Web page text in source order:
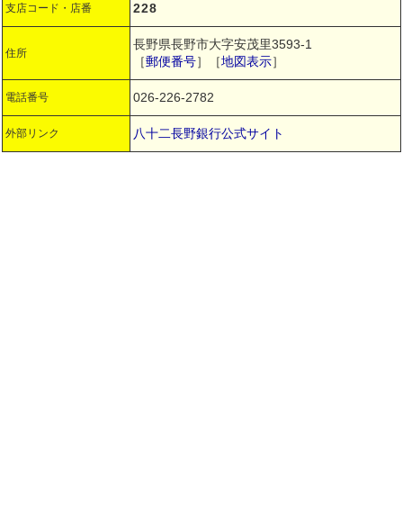
支店コード・店番 228
住所
長野県長野市大字安茂里3593-1
［郵便番号］［地図表示］
電話番号 026-226-2782
外部リンク 八十二長野銀行公式サイト